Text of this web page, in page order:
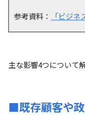
参考資料： 「ビジ
主な影響4つについて
■既存顧客や